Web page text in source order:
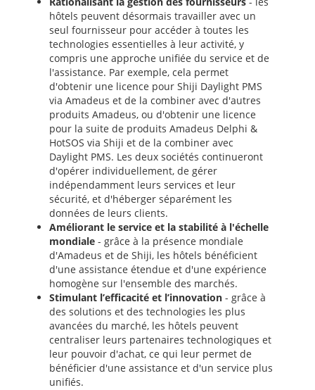
hôtels peuvent désormais travailler avec un
seul fournisseur pour accéder à toutes les
technologies essentielles à leur activité, y
compris une approche unifiée du service et de
l'assistance. Par exemple, cela permet
d'obtenir une licence pour Shiji Daylight PMS
via Amadeus et de la combiner avec d'autres
produits Amadeus, ou d'obtenir une licence
pour la suite de produits Amadeus Delphi &
HotSOS via Shiji et de la combiner avec
Daylight PMS. Les deux sociétés continueront
d'opérer individuellement, de gérer
indépendamment leurs services et leur
sécurité, et d'héberger séparément les
données de leurs clients.
Améliorant le service et la stabilité à l'échelle
mondiale - grâce à la présence mondiale
d'Amadeus et de Shiji, les hôtels bénéficient
d'une assistance étendue et d'une expérience
homogène sur l'ensemble des marchés.
Stimulant l’efficacité et l’innovation - grâce à
des solutions et des technologies les plus
avancées du marché, les hôtels peuvent
centraliser leurs partenaires technologiques et
leur pouvoir d'achat, ce qui leur permet de
bénéficier d'une assistance et d'un service plus
unifiés.